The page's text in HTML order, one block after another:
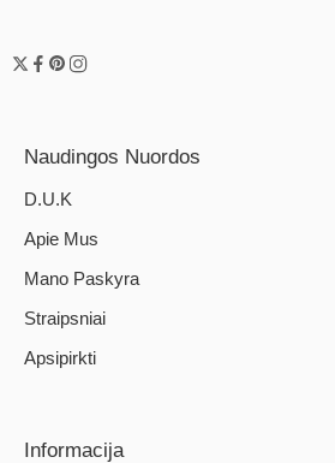
Naudingos Nuordos
D.U.K
Apie Mus
Mano Paskyra
Straipsniai
Apsipirkti
Informacija